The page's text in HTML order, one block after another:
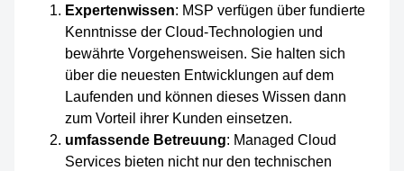
Expertenwissen: MSP verfügen über fundierte
Kenntnisse der Cloud-Technologien und
bewährte Vorgehensweisen. Sie halten sich
über die neuesten Entwicklungen auf dem
Laufenden und können dieses Wissen dann
zum Vorteil ihrer Kunden einsetzen.
umfassende Betreuung: Managed Cloud
Services bieten nicht nur den technischen